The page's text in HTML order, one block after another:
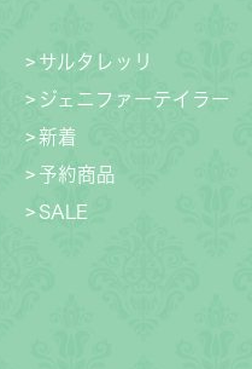
サルタレッリ
ジェニファーテイラー
新着
予約商品
SALE